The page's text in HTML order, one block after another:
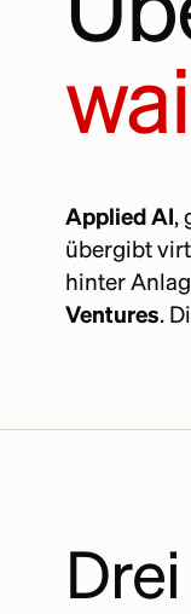
Applied AI ,
übergibt
hinter
Ventures.
Drei